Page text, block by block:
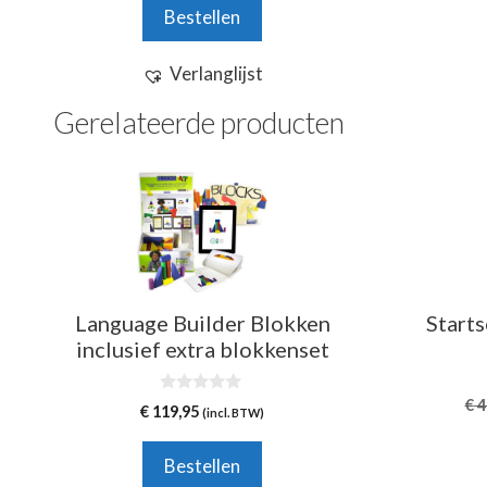
5Bestellen
Verlanglijst
Gerelateerde producten
Language Builder Blokken
inclusief extra blokkenset
0
v
5
€ 119,95 (incl. BTW)
Bestellen
€